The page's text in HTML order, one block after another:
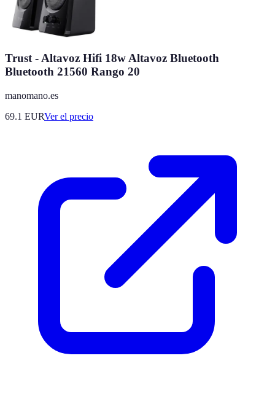
Trust - Altavoz Hifi 18w Altavoz Bluetooth
Bluetooth 21560 Rango 20
manomano.es
69.1 EURVer el precio